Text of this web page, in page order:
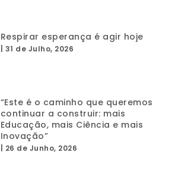
Respirar esperança é agir hoje
31 de Julho, 2026
“Este é o caminho que queremos
continuar a construir: mais
Educação, mais Ciência e mais
Inovação”
26 de Junho, 2026